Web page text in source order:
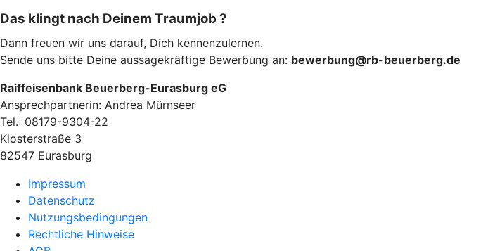
Das klingt nach Deinem Traumjob ?
Dann freuen wir uns darauf, Dich kennenzulernen.
Sende uns bitte Deine aussagekräftige Bewerbung an: bewerbung@rb-beuerberg.de
Raiffeisenbank Beuerberg-Eurasburg eG
Ansprechpartnerin: Andrea Mürnseer
Tel.: 08179-9304-22
Klosterstraße 3
82547 Eurasburg
Impressum
Datenschutz
Nutzungsbedingungen
Rechtliche Hinweise